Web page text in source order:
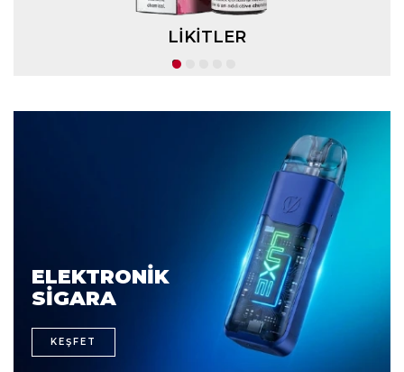
LİKİTLER
ELEKTRONIK
SIGARA
KEŞFET